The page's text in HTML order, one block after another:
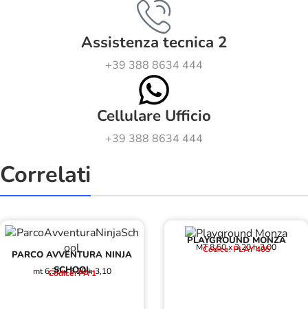
Assistenza tecnica 2
+39 388 8634 444
Cellulare Ufficio
+39 388 8634 444
Correlati
PARCO AVVENTURA NINJA
SCHOOL
mt 6,30 x 3,20 h 3,10
Codice: PA 1
PLAYGROUND MONZA
MT 8,50 x 3,20 h 3,00
Codice: PLAY 405